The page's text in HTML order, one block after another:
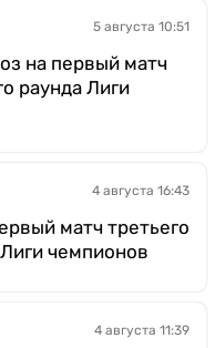
5 августа 10:51
на первый матч
раунда Лиги
4 августа 16:43
матч третьего
чемпионов
4 августа 11:39